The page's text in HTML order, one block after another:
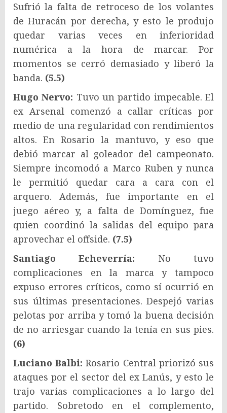
Sufrió la falta de retroceso de los volantes
de Huracán por derecha, y esto le produjo
quedar varias veces en inferioridad
numérica a la hora de marcar. Por
momentos se cerró demasiado y liberó la
banda. (5.5)
Hugo Nervo: Tuvo un partido impecable. El
ex Arsenal comenzó a callar críticas por
medio de una regularidad con rendimientos
altos. En Rosario la mantuvo, y eso que
debió marcar al goleador del campeonato.
Siempre incomodó a Marco Ruben y nunca
le permitió quedar cara a cara con el
arquero. Además, fue importante en el
juego aéreo y, a falta de Domínguez, fue
quien coordinó la salidas del equipo para
aprovechar el offside. (7.5)
Santiago Echeverría: No tuvo
complicaciones en la marca y tampoco
expuso errores críticos, como sí ocurrió en
sus últimas presentaciones. Despejó varias
pelotas por arriba y tomó la buena decisión
de no arriesgar cuando la tenía en sus pies.
(6)
Luciano Balbi: Rosario Central priorizó sus
ataques por el sector del ex Lanús, y esto le
trajo varias complicaciones a lo largo del
partido. Sobretodo en el complemento,